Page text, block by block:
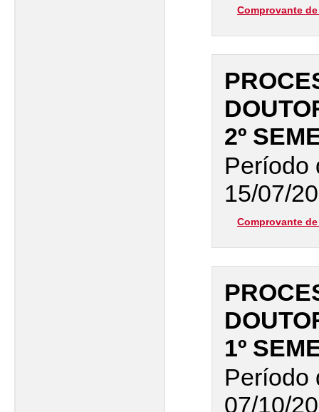
Comprovante
2º
Período
15/07/
Comprovante
1º
Período
07/10/